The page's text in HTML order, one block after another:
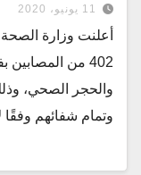
11 يونيو، 2020
أعلنت وزارة
402 من
والحجر الصحي،
وتمام شفائهم